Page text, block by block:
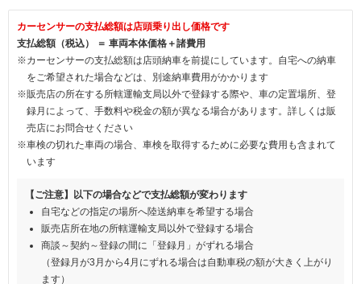
カーセンサーの支払総額は店頭乗り出し価格です
支払総額（税込） ＝ 車両本体価格＋諸費用
※カーセンサーの支払総額は店頭納車を前提にしています。自宅への納車
をご希望された場合などは、別途納車費用がかかります
※販売店の所在する所轄運輸支局以外で登録する際や、車の定置場所、登
録月によって、手数料や税金の額が異なる場合があります。詳しくは販
売店にお問合せください
※車検の切れた車両の場合、車検を取得するために必要な費用も含まれて
います
【ご注意】以下の場合などで支払総額が変わります
自宅などの指定の場所へ陸送納車を希望する場合
販売店所在地の所轄運輸支局以外で登録する場合
商談～契約～登録の間に「登録月」がずれる場合
（登録月が3月から4月にずれる場合は自動車税の額が大きく上がり
ます）